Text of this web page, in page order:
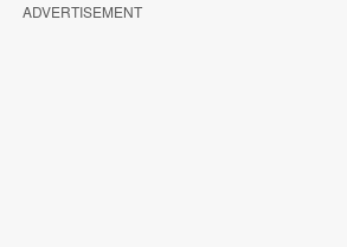
ADVERTISEMENT